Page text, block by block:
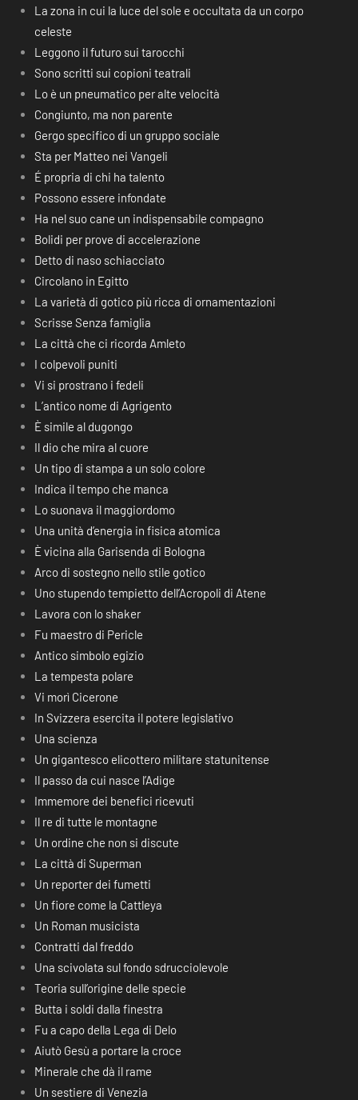
La zona in cui la luce del sole e occultata da un corpo
celeste
Leggono il futuro sui tarocchi
Sono scritti sui copioni teatrali
Lo è un pneumatico per alte velocità
Congiunto, ma non parente
Gergo specifico di un gruppo sociale
Sta per Matteo nei Vangeli
É propria di chi ha talento
Possono essere infondate
Ha nel suo cane un indispensabile compagno
Bolidi per prove di accelerazione
Detto di naso schiacciato
Circolano in Egitto
La varietà di gotico più ricca di ornamentazioni
Scrisse Senza famiglia
La città che ci ricorda Amleto
I colpevoli puniti
Vi si prostrano i fedeli
L’antico nome di Agrigento
È simile al dugongo
Il dio che mira al cuore
Un tipo di stampa a un solo colore
Indica il tempo che manca
Lo suonava il maggiordomo
Una unità d’energia in fisica atomica
È vicina alla Garisenda di Bologna
Arco di sostegno nello stile gotico
Uno stupendo tempietto dell’Acropoli di Atene
Lavora con lo shaker
Fu maestro di Pericle
Antico simbolo egizio
La tempesta polare
Vi morì Cicerone
In Svizzera esercita il potere legislativo
Una scienza
Un gigantesco elicottero militare statunitense
Il passo da cui nasce l’Adige
Immemore dei benefici ricevuti
Il re di tutte le montagne
Un ordine che non si discute
La città di Superman
Un reporter dei fumetti
Un fiore come la Cattleya
Un Roman musicista
Contratti dal freddo
Una scivolata sul fondo sdrucciolevole
Teoria sull’origine delle specie
Butta i soldi dalla finestra
Fu a capo della Lega di Delo
Aiutò Gesù a portare la croce
Minerale che dà il rame
Un sestiere di Venezia